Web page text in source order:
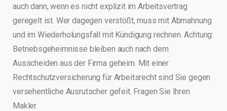
auch dann, wenn es nicht explizit im Arbeitsvertrag
geregelt ist. Wer dagegen verstößt, muss mit Abmahnung
und im Wiederholungsfall mit Kündigung rechnen. Achtung:
Betriebsgeheimnisse bleiben auch nach dem
Ausscheiden aus der Firma geheim. Mit einer
Rechtschutzversicherung für Arbeitsrecht sind Sie gegen
versehentliche Ausrutscher gefeit. Fragen Sie Ihren
Makler.